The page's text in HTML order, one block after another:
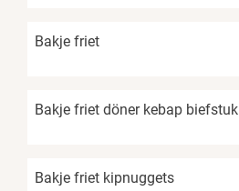
Bakje friet
Bakje friet döner kebap biefstuk
Bakje friet kipnuggets